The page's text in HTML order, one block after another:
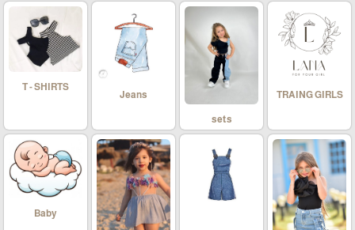
TRAING GIRLS
sets
Jeans
T - SHIRTS
Baby